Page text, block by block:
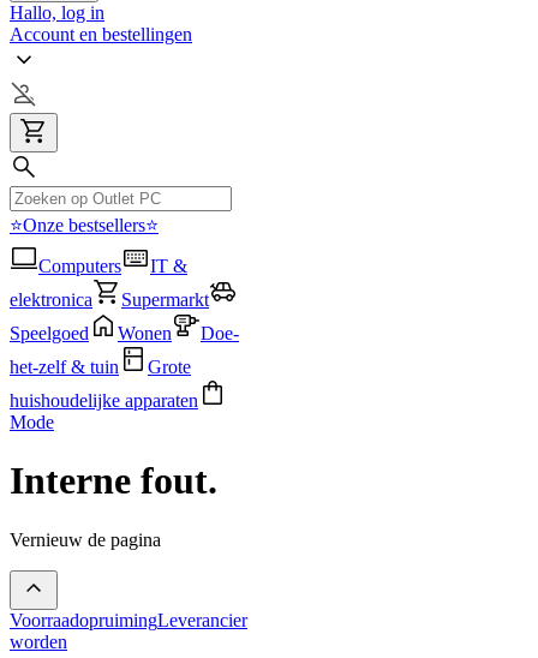
Hallo, log in
Account en bestellingen
⭐Onze bestsellers⭐
Computers
IT &
elektronica
Supermarkt
Speelgoed
Wonen
Doe-
het-zelf & tuin
Grote
huishoudelijke apparaten
Mode
Interne fout.
Vernieuw de pagina
VoorraadopruimingLeverancier
worden